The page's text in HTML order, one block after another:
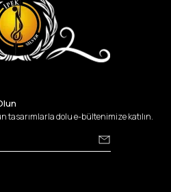
tasarımlarla dolu e-bültenimize katılın.